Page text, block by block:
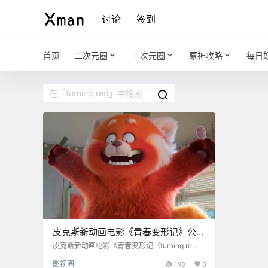
讨论 签到
首页 二次元圈 三次元圈 原神攻略 每日
皮克斯新动画电影《青春变形记》公布
中文预告
皮克斯新动画电影《青春变形记（turning re
片《包宝宝》的华裔导演 石之予 执导。 剧情讲
影视圈 198 0